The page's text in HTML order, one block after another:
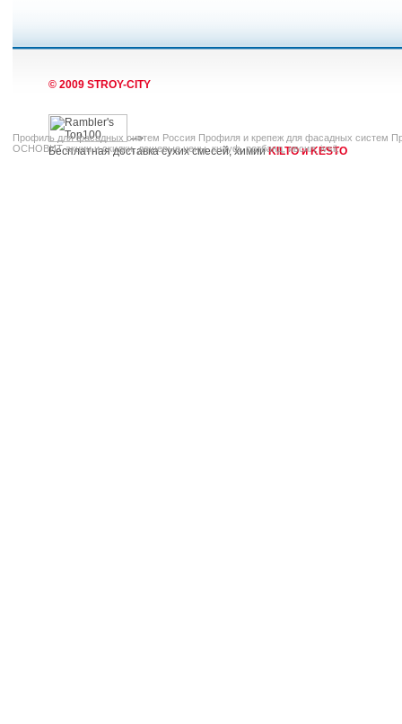
© 2009 STROY-CITY
-->
Бесплатная доставка сухих смесей, химииKILTO и KESTO
Профиль для фасадных систем Россия Профиля и крепеж для фасадных систем
ОСНОВИТ акции и скидки, дешевые цены, кнауф, ротбанд, ивсил, ivsil,